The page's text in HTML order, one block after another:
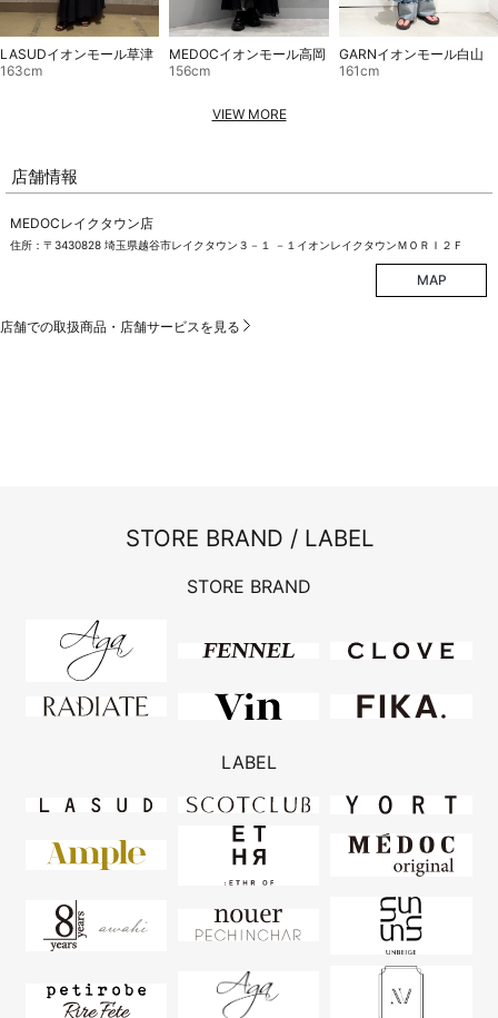
LASUDイオンモール草津
163cm
MEDOCイオンモール高岡
156cm
GARNイオンモール白山
161cm
VIEW MORE
店舗情報
MEDOCレイクタウン店
住所：〒3430828 埼玉県越谷市レイクタウン３－１ －１イオンレイクタウンＭＯＲＩ２Ｆ
MAP
店舗での取扱商品・店舗サービスを見る
STORE BRAND / LABEL
STORE BRAND
LABEL